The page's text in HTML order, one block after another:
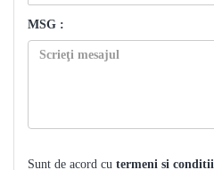
MSG :
Sunt de acord cu termeni și condiții